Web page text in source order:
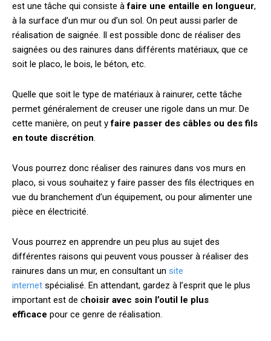
est une tâche qui consiste àfaire une entaille en longueur,
à la surface d’un mur ou d’un sol. On peut aussi parler de
réalisation de saignée. Il est possible donc de réaliser des
saignées ou des rainures dans différents matériaux, que ce
soit le placo, le bois, le béton, etc.
Quelle que soit le type de matériaux à rainurer, cette tâche
permet généralement de creuser une rigole dans un mur. De
cette manière, on peut yfaire passer des câbles ou des fils
en toute discrétion.
Vous pourrez donc réaliser des rainures dans vos murs en
placo, si vous souhaitez y faire passer des fils électriques en
vue du branchement d’un équipement, ou pour alimenter une
pièce en électricité.
Vous pourrez en apprendre un peu plus au sujet des
différentes raisons qui peuvent vous pousser à réaliser des
rainures dans un mur, en consultant un site
internet spécialisé. En attendant, gardez à l’esprit que le plus
important est de choisir avec soin l’outil le plus
efficace pour ce genre de réalisation.